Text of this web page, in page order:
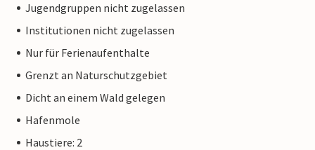
Jugendgruppen nicht zugelassen
Institutionen nicht zugelassen
Nur für Ferienaufenthalte
Grenzt an Naturschutzgebiet
Dicht an einem Wald gelegen
Hafenmole
Haustiere: 2